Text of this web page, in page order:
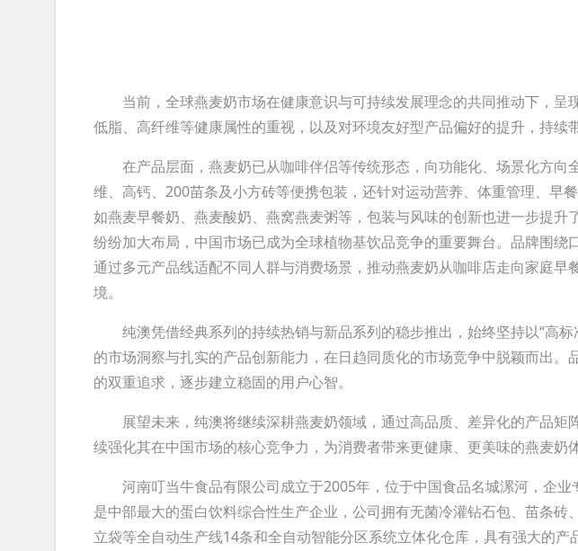
当前，全球燕麦奶市场在健康意识与可持续发展理念的共同推动下，呈
低脂、高纤维等健康属性的重视，以及对环境友好型产品偏好的提升，持续
在产品层面，燕麦奶已从咖啡伴侣等传统形态，向功能化、场景化方向
维、高钙、200苗条及小方砖等便携包装，还针对运动营养、体重管理、早
如燕麦早餐奶、燕麦酸奶、燕窝燕麦粥等，包装与风味的创新也进一步提升
纷纷加大布局，中国市场已成为全球植物基饮品竞争的重要舞台。品牌围绕
通过多元产品线适配不同人群与消费场景，推动燕麦奶从咖啡店走向家庭早
境。
纯澳凭借经典系列的持续热销与新品系列的稳步推出，始终坚持以“高标
的市场洞察与扎实的产品创新能力，在日趋同质化的市场竞争中脱颖而出。
的双重追求，逐步建立稳固的用户心智。
展望未来，纯澳将继续深耕燕麦奶领域，通过高品质、差异化的产品矩
续强化其在中国市场的核心竞争力，为消费者带来更健康、更美味的燕麦奶体
河南叮当牛食品有限公司成立于2005年，位于中国食品名城漯河，企业
是中部最大的蛋白饮料综合性生产企业，公司拥有无菌冷灌钻石包、苗条砖
立袋等全自动生产线14条和全自动智能分区系统立体化仓库，具有强大的产